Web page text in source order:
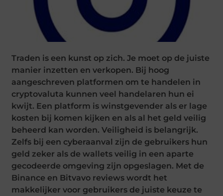
Traden is een kunst op zich. Je moet op de juiste
manier inzetten en verkopen. Bij hoog
aangeschreven platformen om te handelen in
cryptovaluta kunnen veel handelaren hun ei
kwijt. Een platform is winstgevender als er lage
kosten bij komen kijken en als al het geld veilig
beheerd kan worden. Veiligheid is belangrijk.
Zelfs bij een cyberaanval zijn de gebruikers hun
geld zeker als de wallets veilig in een aparte
gecodeerde omgeving zijn opgeslagen. Met de
Binance en Bitvavo reviews wordt het
makkelijker voor gebruikers de juiste keuze te